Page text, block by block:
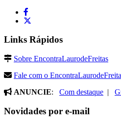
Links Rápidos
Sobre EncontraLaurodeFreitas
Fale com o
ANUNCIE: Com destaque |
Novidades por e-mail